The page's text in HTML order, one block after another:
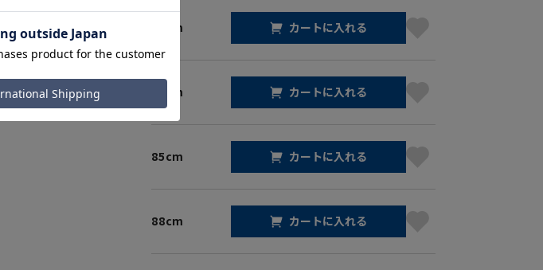
ブラック
79cm カートに入れる
82cm カートに入れる
85cm カートに入れる
88cm カートに入れる